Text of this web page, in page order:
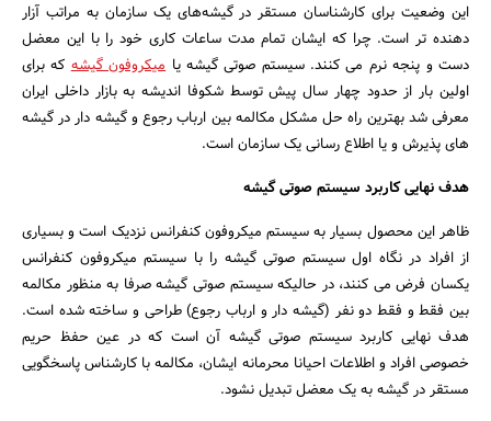
این وضعیت برای کارشناسان مستقر در گیشه‌های یک سازمان به مراتب آزار
دهنده تر است. چرا که ایشان تمام مدت ساعات کاری خود را با این معضل
دست و پنجه نرم می کنند. سیستم صوتی گیشه یامیکروفون گیشهکه برای
اولین بار از حدود چهار سال پیش توسط شکوفا اندیشه به بازار داخلی ایران
معرفی شد بهترین راه حل مشکل مکالمه بین ارباب رجوع و گیشه دار در گیشه
های پذیرش و یا اطلاع رسانی یک سازمان است.
هدف نهایی کاربرد سیستم صوتی گیشه
ظاهر این محصول بسیار به سیستم میکروفون کنفرانس نزدیک است و بسیاری
از افراد در نگاه اول سیستم صوتی گیشه را با سیستم میکروفون کنفرانس
یکسان فرض می کنند، در حالیکه سیستم صوتی گیشه صرفا به منظور مکالمه
بین فقط و فقط دو نفر (گیشه دار و ارباب رجوع) طراحی و ساخته شده است.
هدف نهایی کاربرد سیستم صوتی گیشه آن است که در عین حفظ حریم
خصوصی افراد و اطلاعات احیانا محرمانه ایشان، مکالمه با کارشناس پاسخگویی
مستقر در گیشه به یک معضل تبدیل نشود.